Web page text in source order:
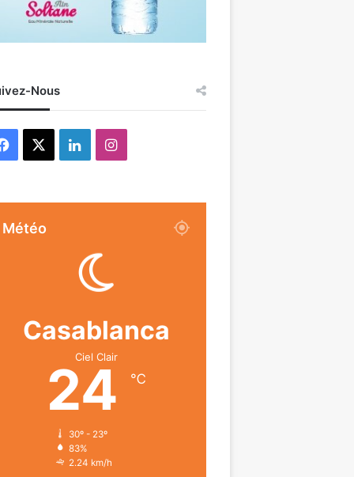
Nous
Facebook LinkedinInstagram
Météo
Casablanca
Ciel Clair
24 ℃
30º - 23º
83%
2.24 km/h